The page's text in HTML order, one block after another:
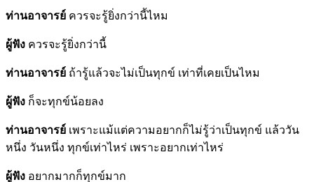
ท่านอาจารย์ ควรจะรู้ยิ่งกว่านี้ไหม
ผู้ฟัง ควรจะรู้ยิ่งกว่านี้
ท่านอาจารย์ ถ้ารู้แล้วจะไม่เป็นทุกข์ เท่าที่เคยเป็นไหม
ผู้ฟัง ก็จะทุกข์น้อยลง
ท่านอาจารย์ เพราะแม้แต่ความอยากก็ไม่รู้ว่าเป็นทุกข์ แล้ววัน
หนึ่ง วันหนึ่ง ทุกข์เท่าไหร่ เพราะอยากเท่าไหร่
ผู้ฟัง อยากมากก็ทุกข์มาก